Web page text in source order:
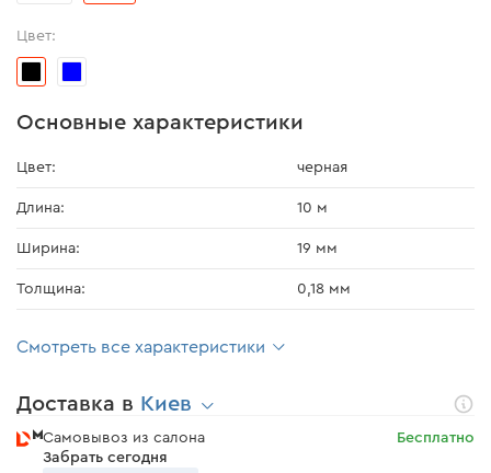
Цвет:
Основные характеристики
Цвет: черная
Длина: 10 м
Ширина: 19 мм
Толщина: 0,18 мм
Смотреть все характеристики
Доставка в Киев
Самовывоз из салона
Забрать сегодня
Бесплатно